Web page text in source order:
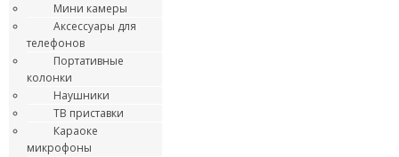
Мини камеры
Аксессуары для
телефонов
Портативные
колонки
Наушники
ТВ приставки
Караоке
микрофоны